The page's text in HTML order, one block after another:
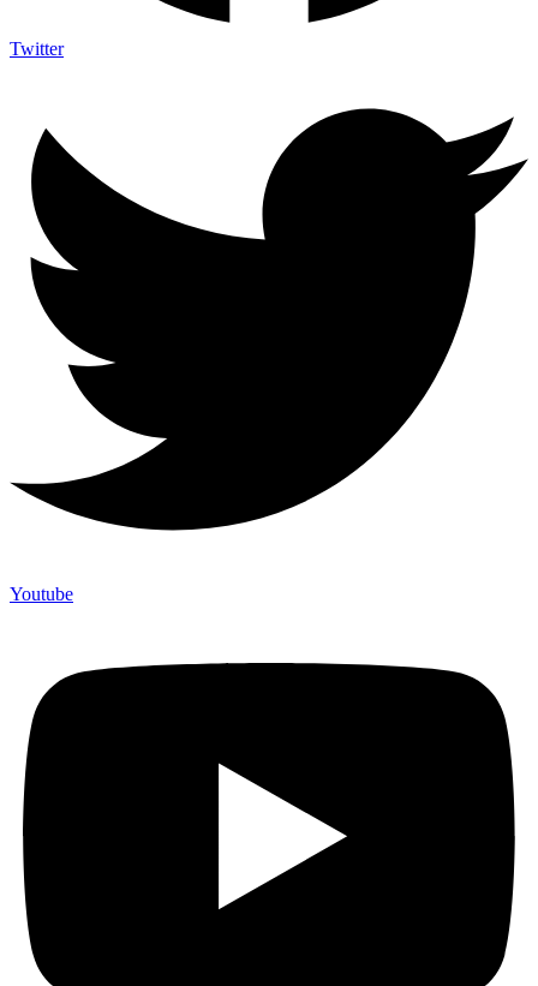
Twitter
Youtube